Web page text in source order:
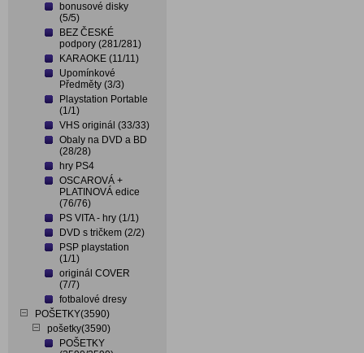
bonusové disky
(5/5)
BEZ ČESKÉ
podpory (281/281)
KARAOKE (11/11)
Upomínkové
Předměty (3/3)
Playstation Portable
(1/1)
VHS originál (33/33)
Obaly na DVD a BD
(28/28)
hry PS4
OSCAROVÁ +
PLATINOVÁ edice
(76/76)
PS VITA - hry (1/1)
DVD s tričkem (2/2)
PSP playstation
(1/1)
originál COVER
(7/7)
fotbalové dresy
POŠETKY(3590)
pošetky(3590)
POŠETKY